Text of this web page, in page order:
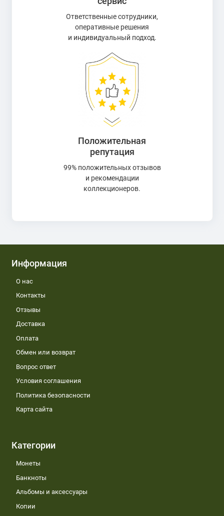
Ответственные сотрудники,
оперативные решения
и индивидуальный подход.
Положительная
репутация
99% положительных отзывов
и рекомендации
коллекционеров.
Информация
О нас
Контакты
Отзывы
Доставка
Оплата
Обмен или возврат
Вопрос ответ
Условия соглашения
Политика безопасности
Карта сайта
Категории
Монеты
Банкноты
Альбомы и аксессуары
Копии